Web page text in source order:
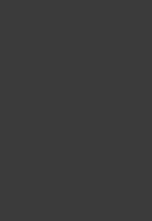
kartě
nové kartě
na nové kartě